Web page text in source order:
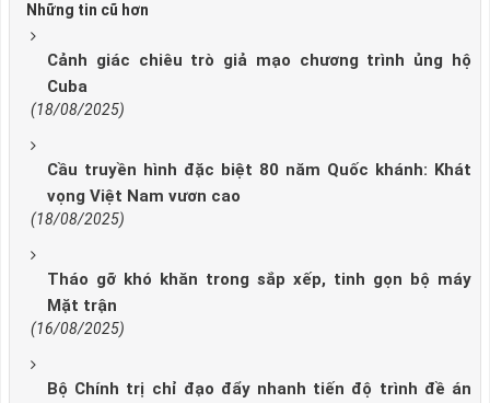
Những tin cũ hơn
Cảnh giác chiêu trò giả mạo chương trình ủng hộ
Cuba
(18/08/2025)
Cầu truyền hình đặc biệt 80 năm Quốc khánh: Khát
vọng Việt Nam vươn cao
(18/08/2025)
Tháo gỡ khó khăn trong sắp xếp, tinh gọn bộ máy
Mặt trận
(16/08/2025)
Bộ Chính trị chỉ đạo đẩy nhanh tiến độ trình đề án